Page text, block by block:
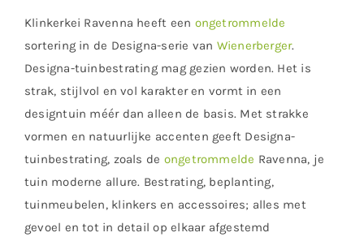
Klinkerkei Ravenna heeft een ongetrommelde
sortering in de Designa-serie van Wienerberger.
Designa-tuinbestrating mag gezien worden. Het is
strak, stijlvol en vol karakter en vormt in een
designtuin méér dan alleen de basis. Met strakke
vormen en natuurlijke accenten geeft Designa-
tuinbestrating, zoals de ongetrommelde Ravenna, je
tuin moderne allure. Bestrating, beplanting,
tuinmeubelen, klinkers en accessoires; alles met
gevoel en tot in detail op elkaar afgestemd